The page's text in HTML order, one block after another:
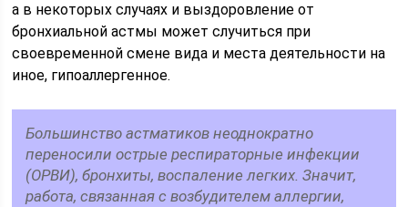
а в некоторых случаях и выздоровление от
бронхиальной астмы может случиться при
своевременной смене вида и места деятельности на
иное, гипоаллергенное.
Большинство астматиков неоднократно
переносили острые респираторные инфекции
(ОРВИ), бронхиты, воспаление легких. Значит,
работа, связанная с возбудителем аллергии,